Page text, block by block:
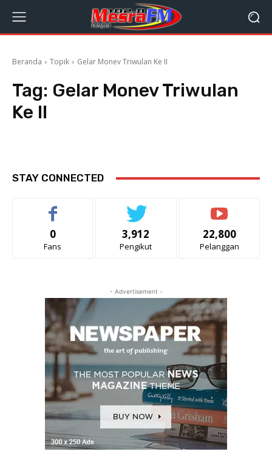
Beranda Topik Gelar Monev Triwulan Ke II
Tag: Gelar Monev Triwulan
Ke II
STAY CONNECTED
0
Fans
3,912
Pengikut
22,800
Pelanggan
- Advertisement -